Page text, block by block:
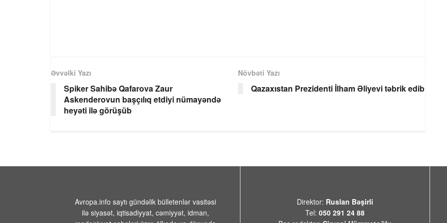
Əvvəlki Yazı
Spiker Sahibə Qafarova Zaur
Askenderovun başçılıq etdiyi nümayəndə
heyəti ilə görüşüb
Növbəti Yazı
Qazaxıstan Prezidenti İlham Əliyevi təbrik edib
Avropa.info saytı gündəlik bülletenlər vasitəsi
ilə siyasət, iqtisadiyyat, cəmiyyət, idman,
Direktor: Ruslan Bəşirli
Tel: 050 291 24 88